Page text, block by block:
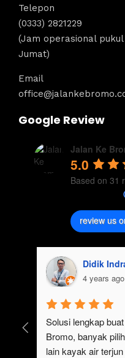
Telepon
(0333) 2821229
(Jam operasional
Jumat)
Email
Google Review
Jalan Ke
5.0
Based on 31
review us
Didik
4 years ago
Solusi lengkap
Bromo, banyak
lain kayak air